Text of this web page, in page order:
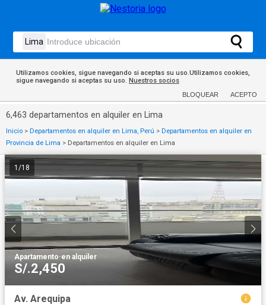
Utilizamos cookies, sigue navegando si aceptas su uso.Utilizamos cookies,
sigue navegando si aceptas su uso. Nuestros socios
BLOQUEAR ACEPTO
6,463 departamentos en alquiler en Lima
Inicio > Departamentos en alquiler en Lima, Perú > Departamentos en alquiler en
Provincia de Lima > Departamentos en alquiler en Lima
1 /18
Apartamento·en alquiler
S/.2,450
Av. Arequipa